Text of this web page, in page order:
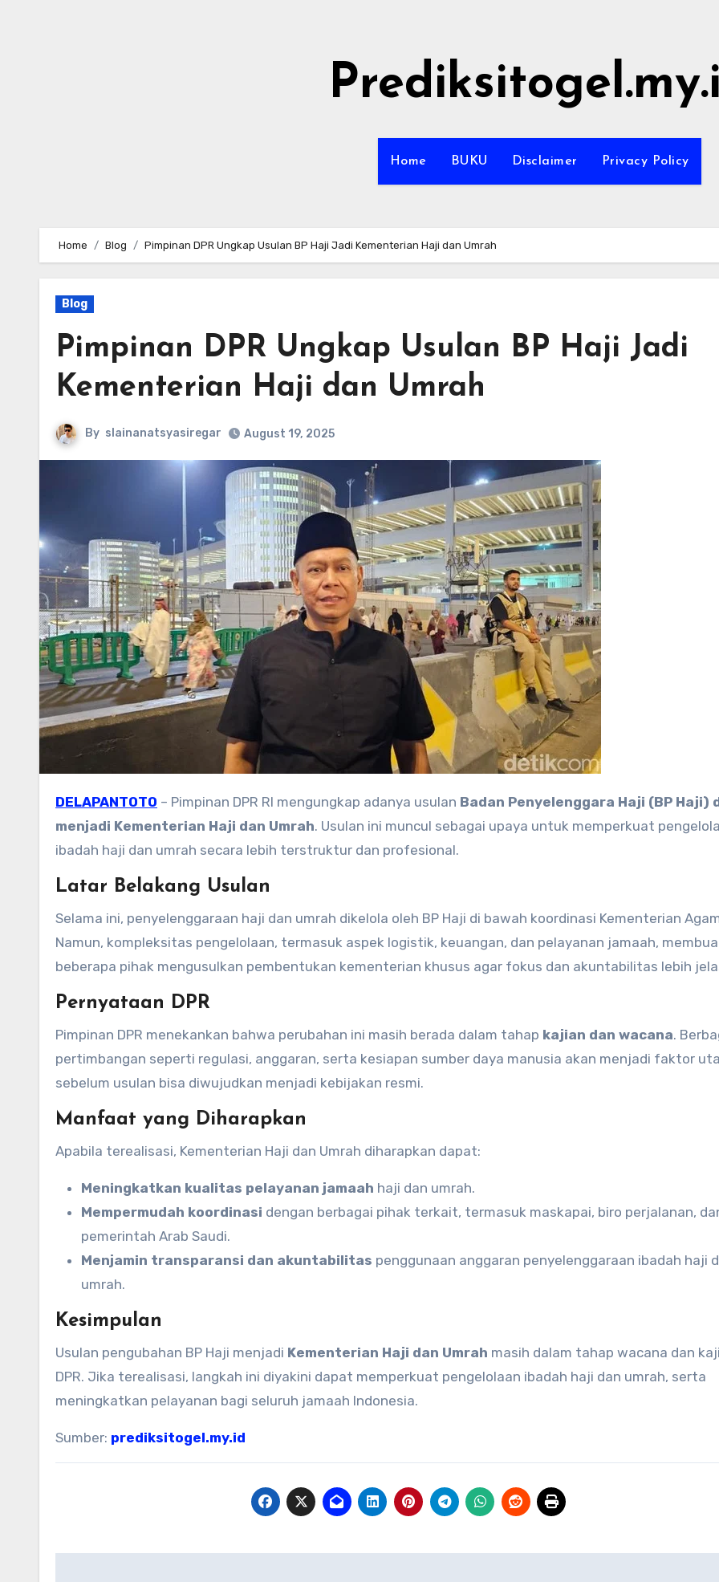
Home BUKU Disclaimer Privacy Policy
Home Blog Pimpinan DPR Ungkap Usulan BP Haji Jadi Kementerian Haji dan Umrah
Blog
Pimpinan DPR Ungkap Usulan BP Haji Jadi
Kementerian Haji dan Umrah
By slainanatsyasiregar August 19, 2025
DELAPANTOTO – Pimpinan DPR RI mengungkap adanya usulan Badan Penyelenggara Haji (BP Haji)
menjadi Kementerian Haji dan Umrah. Usulan ini muncul sebagai upaya untuk memperkuat
ibadah haji dan umrah secara lebih terstruktur dan profesional.
Latar Belakang Usulan
Selama ini, penyelenggaraan haji dan umrah dikelola oleh BP Haji di bawah koordinasi Kementerian
Namun, kompleksitas pengelolaan, termasuk aspek logistik, keuangan, dan pelayanan jamaah,
beberapa pihak mengusulkan pembentukan kementerian khusus agar fokus dan akuntabilitas lebih
Pernyataan DPR
Pimpinan DPR menekankan bahwa perubahan ini masih berada dalam tahap kajian dan wacana.
pertimbangan seperti regulasi, anggaran, serta kesiapan sumber daya manusia akan menjadi faktor
sebelum usulan bisa diwujudkan menjadi kebijakan resmi.
Manfaat yang Diharapkan
Apabila terealisasi, Kementerian Haji dan Umrah diharapkan dapat:
Meningkatkan kualitas pelayanan jamaah haji dan umrah.
Mempermudah koordinasi dengan berbagai pihak terkait, termasuk maskapai, biro perjalanan,
pemerintah Arab Saudi.
Menjamin transparansi dan akuntabilitas penggunaan anggaran penyelenggaraan ibadah haji
umrah.
Kesimpulan
Usulan pengubahan BP Haji menjadi Kementerian Haji dan Umrah masih dalam tahap wacana dan
DPR. Jika terealisasi, langkah ini diyakini dapat memperkuat pengelolaan ibadah haji dan umrah, serta
meningkatkan pelayanan bagi seluruh jamaah Indonesia.
Sumber: prediksitogel.my.id